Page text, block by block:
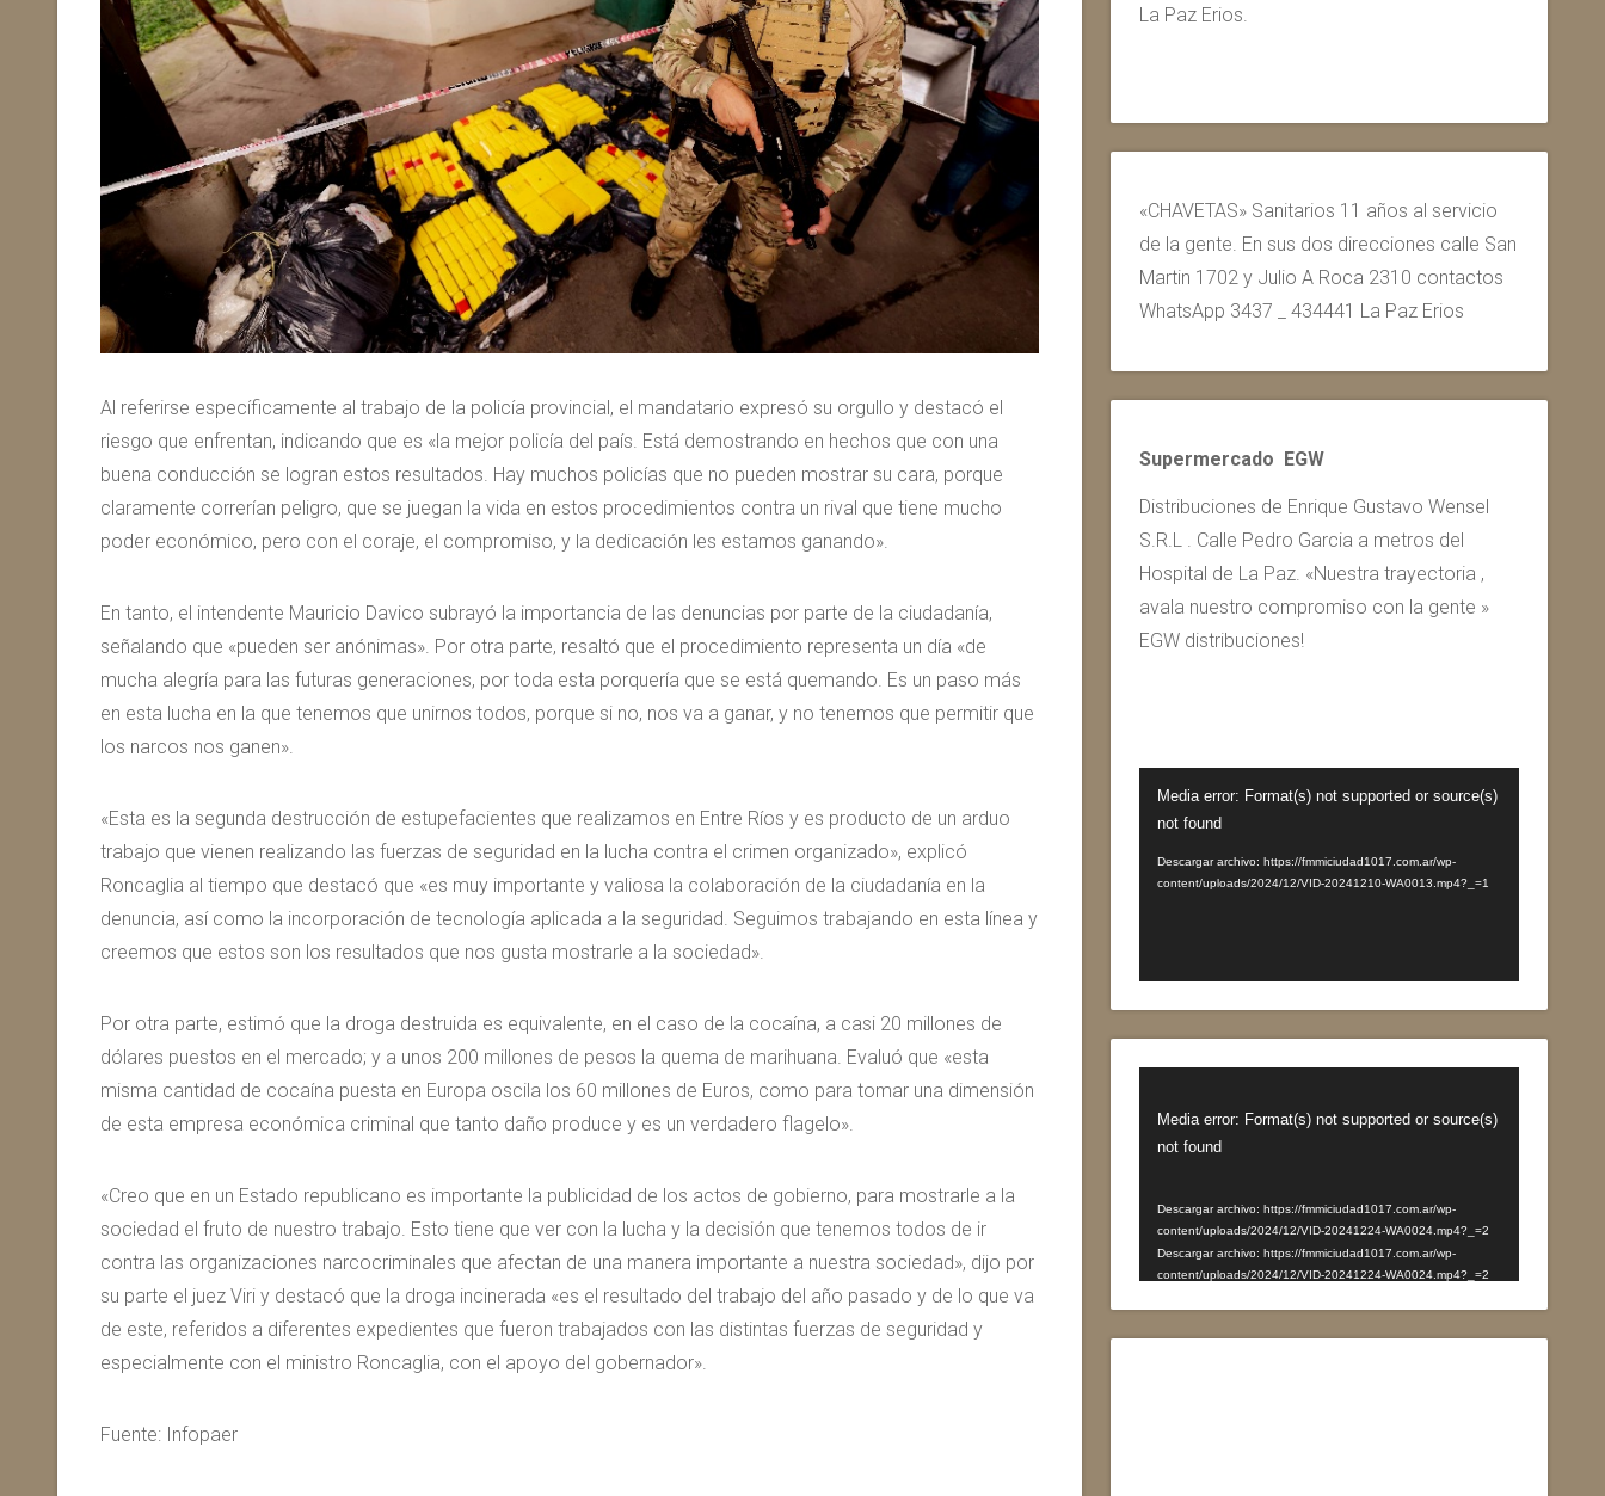
Al referirse específicamente al trabajo de la policía provincial, el mandatario expresó su orgullo y destacó el
riesgo que enfrentan, indicando que es «la mejor policía del país. Está demostrando en hechos que con una
buena conducción se logran estos resultados. Hay muchos policías que no pueden mostrar su cara, porque
claramente correrían peligro, que se juegan la vida en estos procedimientos contra un rival que tiene mucho
poder económico, pero con el coraje, el compromiso, y la dedicación les estamos ganando».
En tanto, el intendente Mauricio Davico subrayó la importancia de las denuncias por parte de la ciudadanía,
señalando que «pueden ser anónimas». Por otra parte, resaltó que el procedimiento representa un día «de
mucha alegría para las futuras generaciones, por toda esta porquería que se está quemando. Es un paso más
en esta lucha en la que tenemos que unirnos todos, porque si no, nos va a ganar, y no tenemos que permitir que
los narcos nos ganen».
«Esta es la segunda destrucción de estupefacientes que realizamos en Entre Ríos y es producto de un arduo
trabajo que vienen realizando las fuerzas de seguridad en la lucha contra el crimen organizado», explicó
Roncaglia al tiempo que destacó que «es muy importante y valiosa la colaboración de la ciudadanía en la
denuncia, así como la incorporación de tecnología aplicada a la seguridad. Seguimos trabajando en esta línea y
creemos que estos son los resultados que nos gusta mostrarle a la sociedad».
Por otra parte, estimó que la droga destruida es equivalente, en el caso de la cocaína, a casi 20 millones de
dólares puestos en el mercado; y a unos 200 millones de pesos la quema de marihuana. Evaluó que «esta
misma cantidad de cocaína puesta en Europa oscila los 60 millones de Euros, como para tomar una dimensión
de esta empresa económica criminal que tanto daño produce y es un verdadero flagelo».
«Creo que en un Estado republicano es importante la publicidad de los actos de gobierno, para mostrarle a la
sociedad el fruto de nuestro trabajo. Esto tiene que ver con la lucha y la decisión que tenemos todos de ir
contra las organizaciones narcocriminales que afectan de una manera importante a nuestra sociedad», dijo por
su parte el juez Viri y destacó que la droga incinerada «es el resultado del trabajo del año pasado y de lo que va
de este, referidos a diferentes expedientes que fueron trabajados con las distintas fuerzas de seguridad y
especialmente con el ministro Roncaglia, con el apoyo del gobernador».
Fuente: Infopaer
La Paz Erios.
«CHAVETAS» Sanitarios 11 años al servicio
de la gente. En sus dos direcciones calle San
Martin 1702 y Julio A Roca 2310 contactos
WhatsApp 3437 _ 434441 La Paz Erios
Supermercado EGW
Distribuciones de Enrique Gustavo Wensel
S.R.L . Calle Pedro Garcia a metros del
Hospital de La Paz. «Nuestra trayectoria ,
avala nuestro compromiso con la gente »
EGW distribuciones!
de
Media error: Format(s) not supported or source(s)
not found
Descargar archivo: https://fmmiciudad1017.com.ar/wp-
content/uploads/2024/12/VID-20241210-WA0013.mp4?_=1
de
vídeo
Media error: Format(s) not supported or source(s)
not found
Descargar archivo: https://fmmiciudad1017.com.ar/wp-
content/uploads/2024/12/VID-20241224-WA0024.mp4?_=2
Descargar archivo: https://fmmiciudad1017.com.ar/wp-
content/uploads/2024/12/VID-20241224-WA0024.mp4?_=2